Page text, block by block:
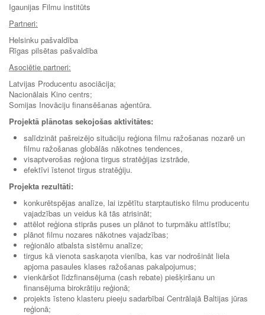
Igaunijas Filmu institūts
Partneri:
Helsinku pašvaldība
Rīgas pilsētas pašvaldība
Asociētie partneri:
Latvijas Producentu asociācija;
Nacionālais Kino centrs;
Somijas Inovāciju finansēšanas aģentūra.
Projektā plānotas sekojošas aktivitātes:
salīdzināt pašreizējo situāciju reģiona filmu ražošanas nozarē un
filmu ražošanas globālās nākotnes tendences,
visaptverošas reģiona tirgus stratēģijas izstrāde,
efektīvi īstenot tirgus stratēģiju.
Projekta rezultāti:
konkurētspējas analīze, lai izpētītu starptautisko filmu producentu
vajadzības un veidus kā tās atrisināt;
attēlot reģiona stiprās puses un plānot to turpmāku attīstību;
plānot filmu nozares nākotnes vajadzības;
reģionālo atbalsta sistēmu analīze;
tirgus kā vienota saskaņota vienība, kas var nodrošināt liela
apjoma pasaules klases ražošanas pakalpojumus;
vienkāršot līdzfinansējuma (cash rebate) piešķiršanu un
finansējuma birokrātiju reģionā;
projekts īsteno klasteru pieeju sadarbībai Centrālajā Baltijas jūras
reģionā;